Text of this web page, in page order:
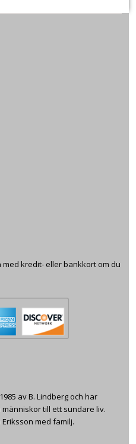
kredit- eller bankkort om du
av B. Lindberg och har
till ett sundare liv.
med familj.